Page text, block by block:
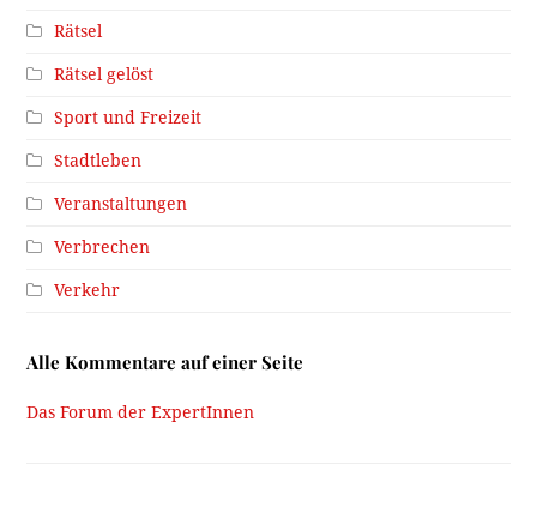
Rätsel
Rätsel gelöst
Sport und Freizeit
Stadtleben
Veranstaltungen
Verbrechen
Verkehr
Alle Kommentare auf einer Seite
Das Forum der ExpertInnen